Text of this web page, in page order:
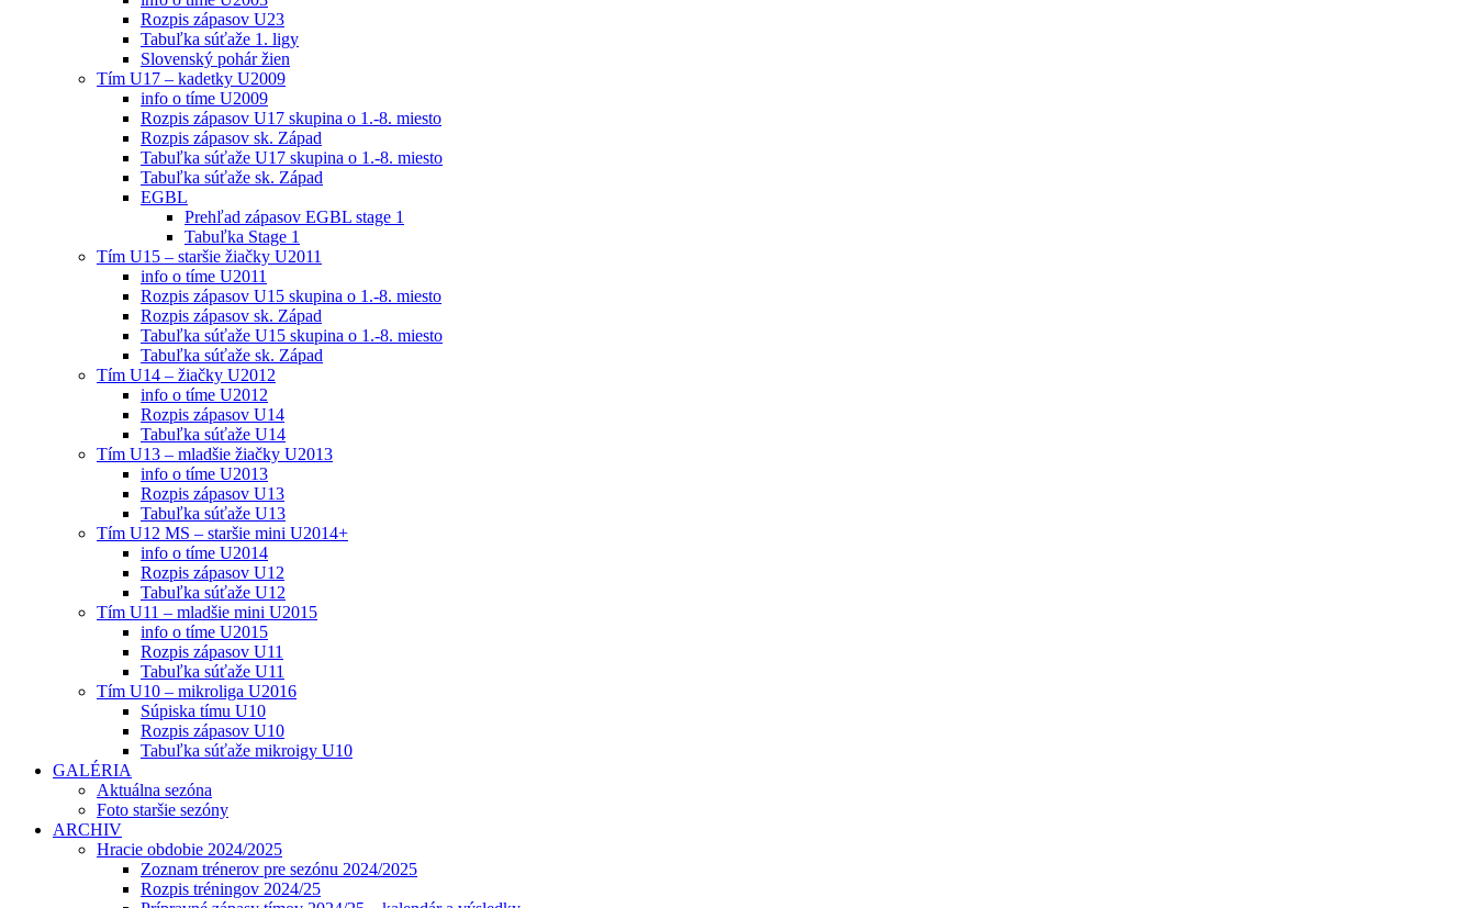
Rozpis zápasov U23
Tabuľka súťaže 1. ligy
Slovenský pohár žien
Tím U17 – kadetky U2009
info o tíme U2009
Rozpis zápasov U17 skupina o 1.-8. miesto
Rozpis zápasov sk. Západ
Tabuľka súťaže U17 skupina o 1.-8. miesto
Tabuľka súťaže sk. Západ
EGBL
Prehľad zápasov EGBL stage 1
Tabuľka Stage 1
Tím U15 – staršie žiačky U2011
info o tíme U2011
Rozpis zápasov U15 skupina o 1.-8. miesto
Rozpis zápasov sk. Západ
Tabuľka súťaže U15 skupina o 1.-8. miesto
Tabuľka súťaže sk. Západ
Tím U14 – žiačky U2012
info o tíme U2012
Rozpis zápasov U14
Tabuľka súťaže U14
Tím U13 – mladšie žiačky U2013
info o tíme U2013
Rozpis zápasov U13
Tabuľka súťaže U13
Tím U12 MS – staršie mini U2014+
info o tíme U2014
Rozpis zápasov U12
Tabuľka súťaže U12
Tím U11 – mladšie mini U2015
info o tíme U2015
Rozpis zápasov U11
Tabuľka súťaže U11
Tím U10 – mikroliga U2016
Súpiska tímu U10
Rozpis zápasov U10
Tabuľka súťaže mikroigy U10
GALÉRIA
Aktuálna sezóna
Foto staršie sezóny
ARCHIV
Hracie obdobie 2024/2025
Zoznam trénerov pre sezónu 2024/2025
Rozpis tréningov 2024/25